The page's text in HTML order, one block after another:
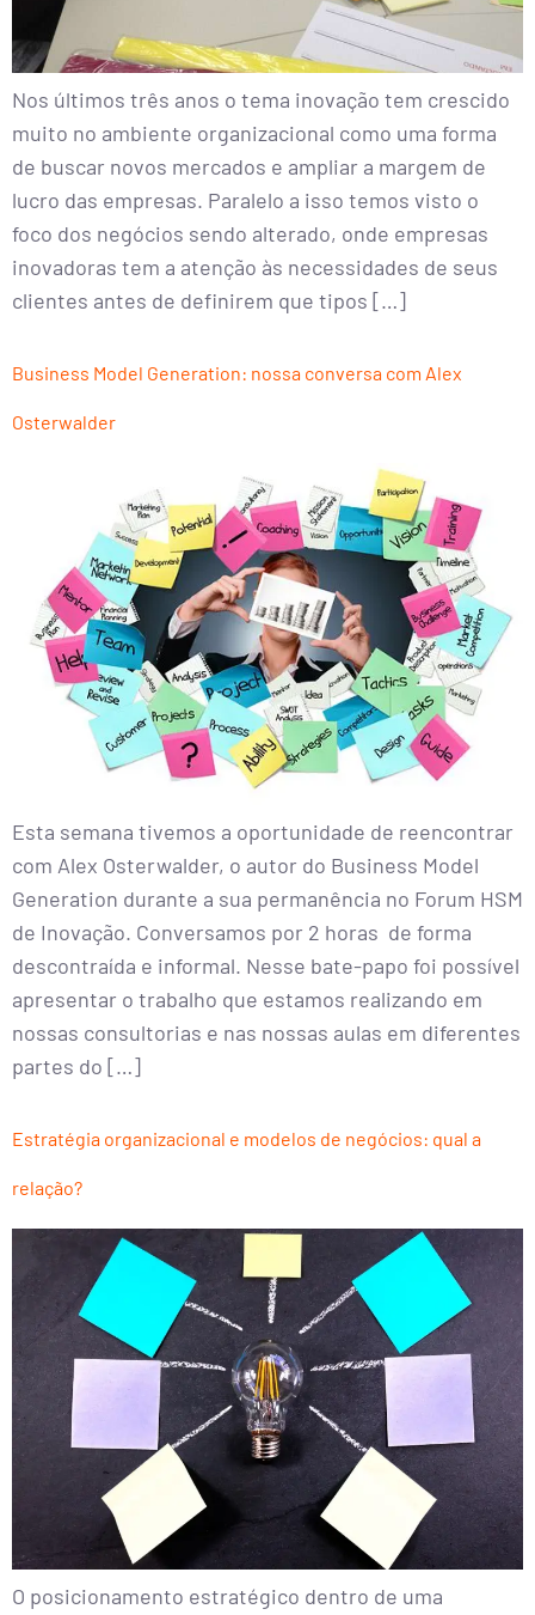
Nos últimos três anos o tema inovação tem crescido
muito no ambiente organizacional como uma forma
de buscar novos mercados e ampliar a margem de
lucro das empresas. Paralelo a isso temos visto o
foco dos negócios sendo alterado, onde empresas
inovadoras tem a atenção às necessidades de seus
clientes antes de definirem que tipos […]
Business Model Generation: nossa conversa com Alex
Osterwalder
Esta semana tivemos a oportunidade de reencontrar
com Alex Osterwalder, o autor do Business Model
Generation durante a sua permanência no Forum HSM
de Inovação. Conversamos por 2 horas de forma
descontraída e informal. Nesse bate-papo foi possível
apresentar o trabalho que estamos realizando em
nossas consultorias e nas nossas aulas em diferentes
partes do […]
Estratégia organizacional e modelos de negócios: qual a
relação?
O posicionamento estratégico dentro de uma